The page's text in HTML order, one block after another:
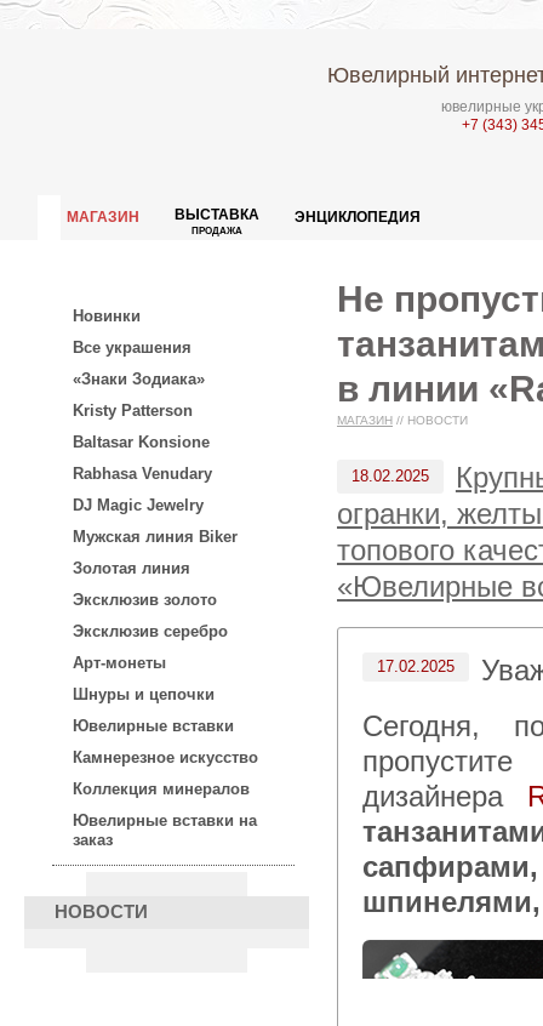
Ювелирный
ювелирные
+7 (343)
МАГАЗИН ВЫСТАВКА
ПРОДАЖА
ЭНЦИКЛОПЕДИЯ
Новинки
Все украшения
«Знаки Зодиака»
Kristy Patterson
Baltasar Konsione
Rabhasa Venudary
DJ Magic Jewelry
Мужская линия Biker
Золотая линия
Эксклюзив золото
Эксклюзив серебро
Арт-монеты
Шнуры и цепочки
Ювелирные вставки
Камнерезное искусство
Коллекция минералов
Ювелирные вставки на
заказ
НОВОСТИ
Не
в линии
МАГАЗИН // НОВОСТИ
18.02.2025
огранки,
топового
«Ювелирные
17.02.2025
Сегодня, после 15:00 по московскому времени не
дизайнера